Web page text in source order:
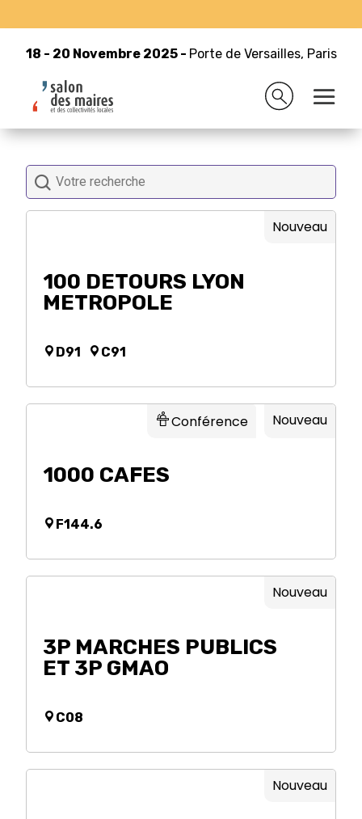
18 - 20 Novembre 2025 - Porte de Versailles, Paris
18 - 20 Novembre 2025 - Porte de Versailles, Paris
Exhibitor’s list 2025
Votre recherche
100 DETOURS LYON
METROPOLE
D91 C91
Nouveau
1000 CAFES
F144.6
Conférence Nouveau
3P MARCHES PUBLICS
ET 3P GMAO
C08
Nouveau
Nouveau